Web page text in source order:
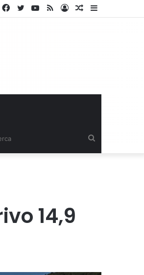
Articolo
Log
RSS
YouTube
Twitter
Facebook
14,9